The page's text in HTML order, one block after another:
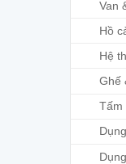
Van
Hồ
Hệ
Ghế
Tấm